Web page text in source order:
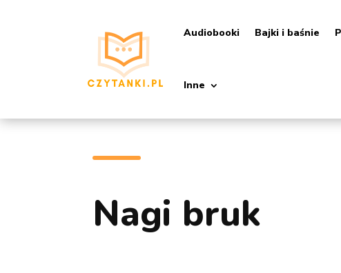
Audiobooki Bajki i baśnie
Inne
Nagi bruk